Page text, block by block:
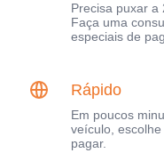
Precisa puxar a
Faça uma
especiais de
Rápido
Em poucos
veículo,
pagar.